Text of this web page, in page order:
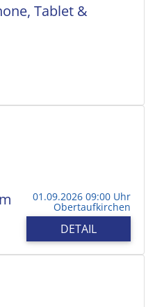
Tablet &
01.09.2026 09:00 Uhr
Obertaufkirchen
DETAIL